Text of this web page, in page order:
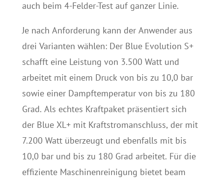
auch beim 4-Felder-Test auf ganzer Linie.
Je nach Anforderung kann der Anwender aus
drei Varianten wählen: Der Blue Evolution S+
schafft eine Leistung von 3.500 Watt und
arbeitet mit einem Druck von bis zu 10,0 bar
sowie einer Dampftemperatur von bis zu 180
Grad. Als echtes Kraftpaket präsentiert sich
der Blue XL+ mit Kraftstromanschluss, der mit
7.200 Watt überzeugt und ebenfalls mit bis
10,0 bar und bis zu 180 Grad arbeitet. Für die
effiziente Maschinenreinigung bietet beam